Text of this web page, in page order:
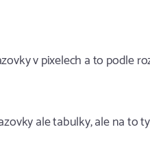
v pixelech a to podle
ale tabulky, ale na to